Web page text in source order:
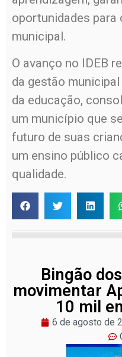
oportunidades para
municipal.
O avanço no IDEB
da gestão
da educação,
um município que
futuro de suas
um ensino público
qualidade.
Bingão
movimentar
10 mil
6 de agosto de